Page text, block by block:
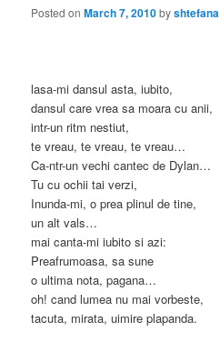
Posted onMarch 7, 2010byshtefana
lasa-mi dansul asta, iubito,
dansul care vrea sa moara cu anii,
intr-un ritm nestiut,
te vreau, te vreau, te vreau…
Ca-ntr-un vechi cantec de Dylan…
Tu cu ochii tai verzi,
Inunda-mi, o prea plinul de tine,
un alt vals…
mai canta-mi iubito si azi:
Preafrumoasa, sa sune
o ultima nota, pagana…
oh! cand lumea nu mai vorbeste,
tacuta, mirata, uimire plapanda.